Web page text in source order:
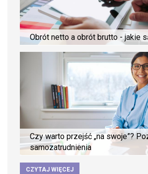
Obrót netto a obrót brutto - jakie
Czy warto przejść „na swoje”?
samozatrudnienia
CZYTAJ WIĘCEJ